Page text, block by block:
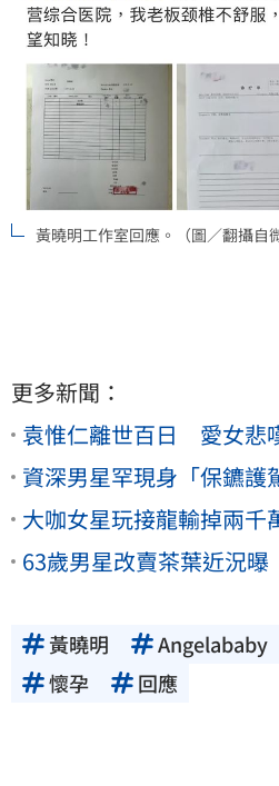
黃曉明工作室回應。（圖／翻攝自
更多新聞：
袁惟仁離世百日 愛女悲
資深男星罕現身「保鑣護
大咖女星玩接龍輸掉兩
63歲男星改賣茶葉近況
黃曉明 Angelababy
懷孕
回應